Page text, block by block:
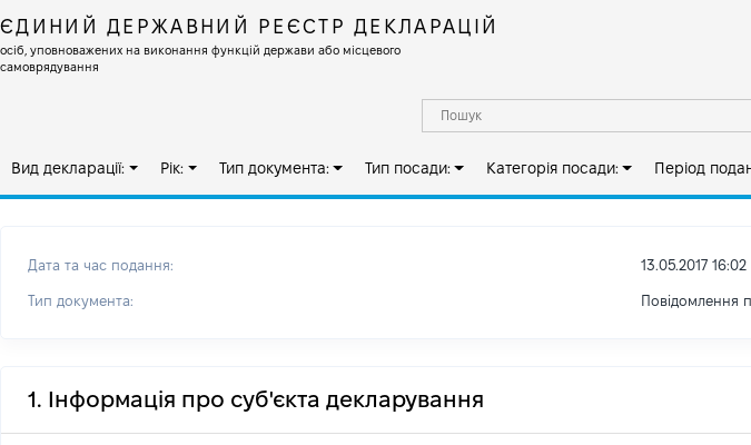
ЄДИНИЙ ДЕРЖАВНИЙ РЕЄСТР ДЕКЛАРАЦІЙ
осіб, уповноважених на виконання функцій держави або місцевого
самоврядування
Вид декларації: Рік: Тип документа: Тип посади: Категорія посади: Період
Дата та час подання: 13.05.2017 16:02
Тип документа: Повідомлення
1. Інформація про суб'єкта декларування